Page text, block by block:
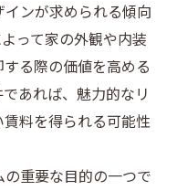
ンが求められる傾向
って家の外観や内装
る際の価値を高める
あれば、魅力的なリ
料を得られる可能性
重要な目的の一つで